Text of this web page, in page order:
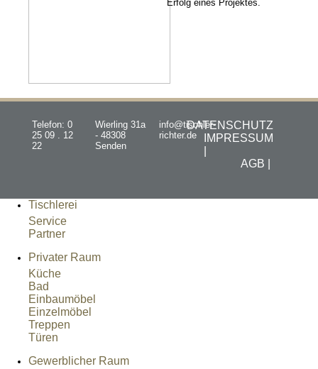
Erfolg eines Projektes.
Telefon: 0
25 09 . 12
22
Wierling 31a
- 48308
Senden
info@tischler-
richter.de
DATENSCHUTZ
IMPRESSUM
AGB |
Tischlerei
Service
Partner
Privater Raum
Küche
Bad
Einbaumöbel
Einzelmöbel
Treppen
Türen
Gewerblicher Raum